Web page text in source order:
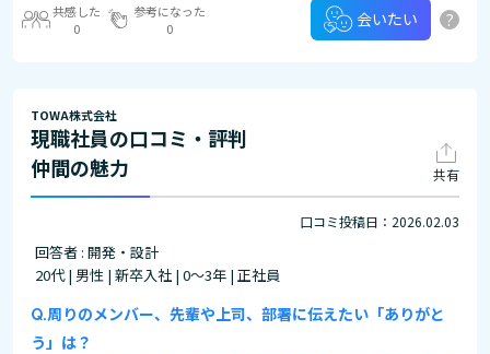
共感した
0
参考になった
0
会いたい ?
TOWA株式会社
現職社員の口コミ・評判
仲間の魅力
共有
口コミ投稿日：2026.02.03
回答者 : 開発・設計
20代 | 男性 | 新卒入社 | 0～3年 | 正社員
周りのメンバー、先輩や上司、部署に伝えたい「ありがと
う」は？